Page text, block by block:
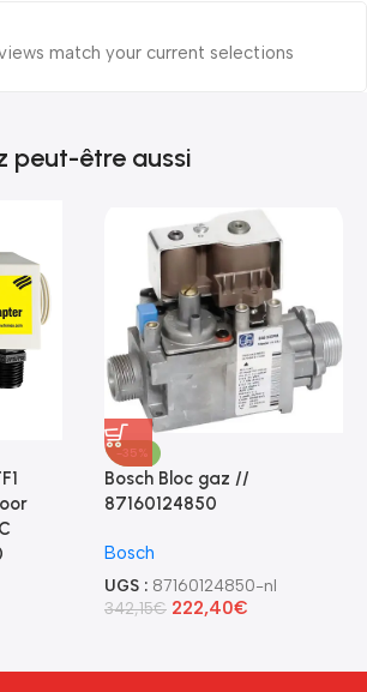
match your current selections
peut-être aussi
-35%
Bosch Bloc gaz //
87160124850
Bosch
UGS : 87160124850-nl
342,15€ 222,40€